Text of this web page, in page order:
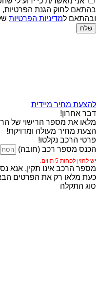
ובהתאם למדיניות הפרטיות
שלח
להצעת מחיר מיידית
דבר אחרון!
מלאו את מספר הרישוי של
הצעת מחיר מעולה ומדויקת!
פרטי הרכב נקלטו!
הכנס מספר רכב (חובה)
יש להזין לפחות 5 תווים.
מספר הרכב אינו תקין, אנא
כעת מלאו רק את הפרטים
סוג התקלה